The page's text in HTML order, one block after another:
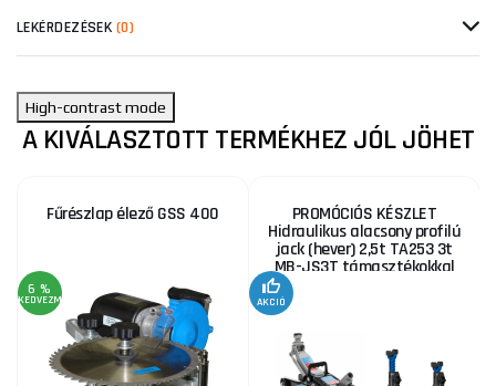
LEKÉRDEZÉSEK (0)
High-contrast mode
A KIVÁLASZTOTT TERMÉKHEZ JÓL JÖHET
Fűrészlap élező GSS 400
6 %
KEDVEZMÉNY
PROMÓCIÓS KÉSZLET
Hidraulikus alacsony profilú
jack (hever) 2,5t TA253 3t
MB-JS3T támasztékokkal
AKCIÓ